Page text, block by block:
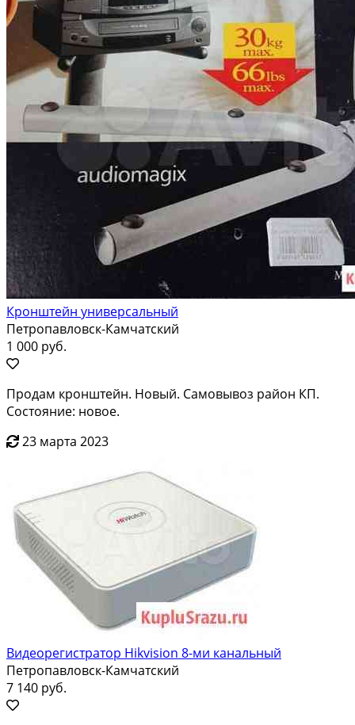
Кронштейн универсальный
Петропавловск-Камчатский
1 000 руб.
Продам кронштейн. Новый. Самовывоз район КП.
Состояние: новое.
23 марта 2023
Видеорегистратор Hikvision 8-ми канальный
Петропавловск-Камчатский
7 140 руб.